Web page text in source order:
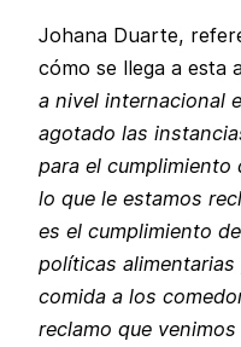
Johana Duarte,
cómo se llega a esta
a nivel internacional
agotado las
para el cumplimiento
lo que le estamos
es el cumplimiento
políticas
comida a los
reclamo que